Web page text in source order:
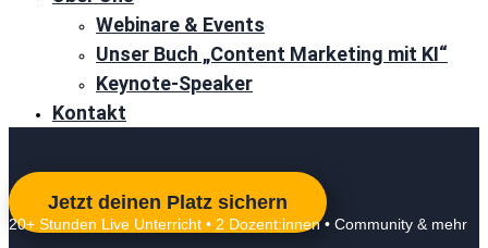
Webinare & Events
Unser Buch „Content Marketing mit KI“
Keynote-Speaker
Kontakt
Jetzt deinen Platz sichern
20+ Stunden Live Unterricht • 2 Dozent:innen • Community & mehr